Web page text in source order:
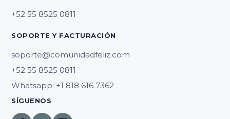
SOPORTE Y FACTURACIÓN
soporte@comunidadfeliz.com
Whatsapp: +1 818 616 7362
SÍGUENOS